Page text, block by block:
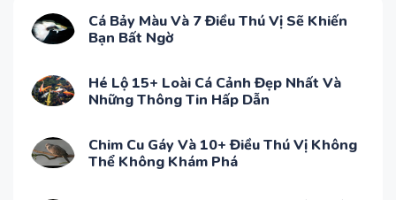
Cá Bảy Màu Và 7 Điều Thú Vị Sẽ Khiến
Bạn Bất Ngờ
Hé Lộ 15+ Loài Cá Cảnh Đẹp Nhất Và
Những Thông Tin Hấp Dẫn
Chim Cu Gáy Và 10+ Điều Thú Vị Không
Thể Không Khám Phá